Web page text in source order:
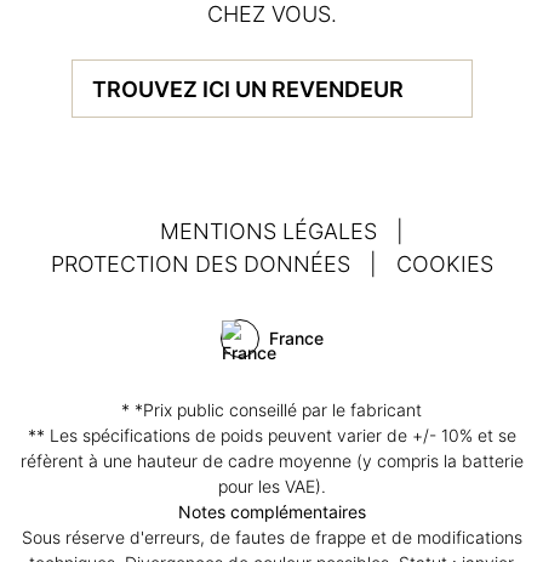
CHEZ VOUS.
TROUVEZ ICI UN REVENDEUR
MENTIONS LÉGALES
PROTECTION DES DONNÉES
COOKIES
France
* *Prix public conseillé par le fabricant
** Les spécifications de poids peuvent varier de +/- 10% et se
réfèrent à une hauteur de cadre moyenne (y compris la batterie
pour les VAE).
Notes complémentaires
Sous réserve d'erreurs, de fautes de frappe et de modifications